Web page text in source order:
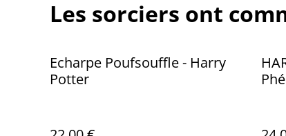
Les sorciers ont
Echarpe Poufsouffle - Harry
Potter